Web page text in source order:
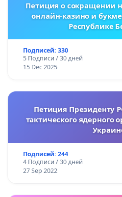
Петиция о сокращении
онлайн-казино и
Республике
Подписей: 330
5 Подписи / 30 дней
15 Dec 2025
Петиция Президенту
тактического ядерного
Подписей: 244
4 Подписи / 30 дней
27 Sep 2022